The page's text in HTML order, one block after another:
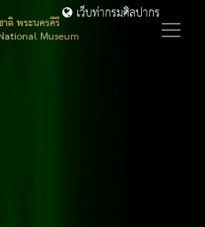
ติ พระนครคีรี
Museum
เว็บท่ากรมศิลปากร